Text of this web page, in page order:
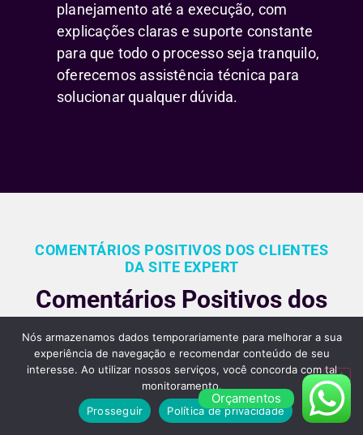
planejamento até a execução, com
explicações claras e suporte constante
para que todo o processo seja tranquilo,
oferecemos assistência técnica para
solucionar qualquer dúvida.
COMENTÁRIOS POSITIVOS DOS CLIENTES
DA SITE EXPERT
Comentários Positivos dos
Nossos Clientes Sobre
Nossos Serviços de
Criação de Sites em São
Paulo
Orçamentos
Nós armazenamos dados temporariamente para melhorar a sua
experiência de navegação e recomendar conteúdo de seu
interesse. Ao utilizar nossos serviços, você concorda com tal
monitoramento.
Prosseguir
Política de privacidade